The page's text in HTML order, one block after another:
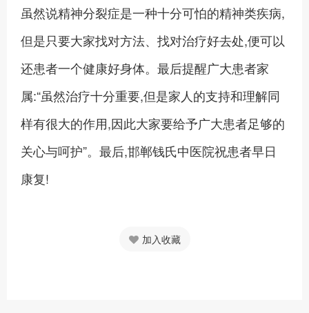
虽然说精神分裂症是一种十分可怕的精神类疾病,
但是只要大家找对方法、找对治疗好去处,便可以
还患者一个健康好身体。最后提醒广大患者家
属:“虽然治疗十分重要,但是家人的支持和理解同
样有很大的作用,因此大家要给予广大患者足够的
关心与呵护”。最后,邯郸钱氏中医院祝患者早日
康复!
加入收藏